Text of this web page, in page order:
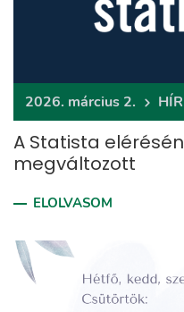
2026. március 2. HÍR
A Statista
megváltozott
ELOLVASOM